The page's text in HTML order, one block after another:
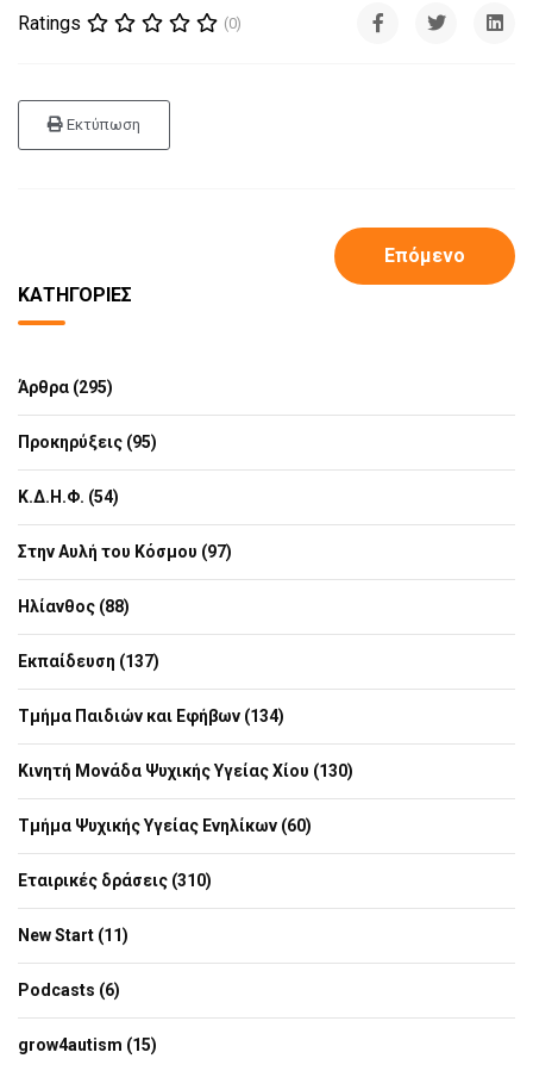
Ratings (0)
Εκτύπωση
Επόμενο
ΚΑΤΗΓΟΡΊΕΣ
Άρθρα (295)
Προκηρύξεις (95)
Κ.Δ.Η.Φ. (54)
Στην Αυλή του Κόσμου (97)
Ηλίανθος (88)
Εκπαίδευση (137)
Τμήμα Παιδιών και Εφήβων (134)
Κινητή Μονάδα Ψυχικής Υγείας Χίου (130)
Τμήμα Ψυχικής Υγείας Ενηλίκων (60)
Εταιρικές δράσεις (310)
New Start (11)
Podcasts (6)
grow4autism (15)